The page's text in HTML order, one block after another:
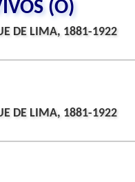
(O)
DE LIMA, 1881-1922
DE LIMA, 1881-1922